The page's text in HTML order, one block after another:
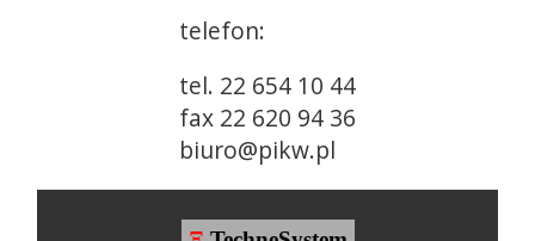
telefon:
tel. 22 654 10 44
fax 22 620 94 36
biuro@pikw.pl